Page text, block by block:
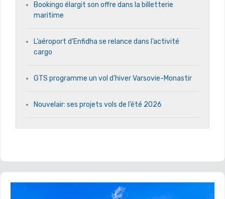
Bookingo élargit son offre dans la billetterie
maritime
L’aéroport d’Enfidha se relance dans l’activité
cargo
GTS programme un vol d’hiver Varsovie-Monastir
Nouvelair: ses projets vols de l’été 2026